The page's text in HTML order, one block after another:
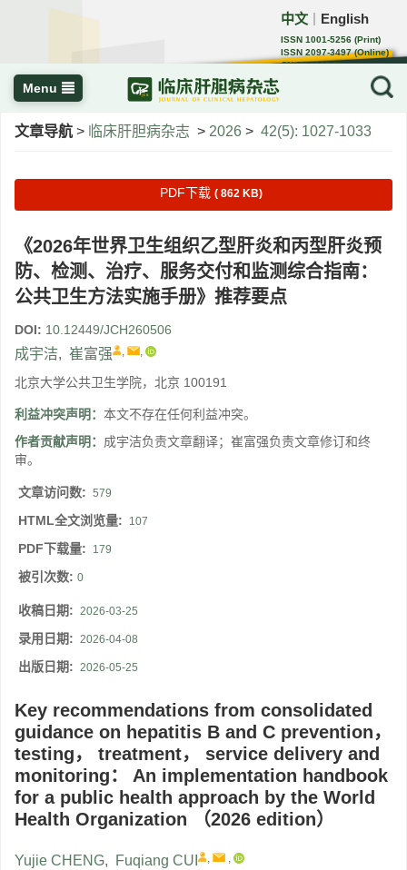
中文 English
ISSN 1001-5256 (Print)
ISSN 2097-3497 (Online)
CN 22-1108/R
Menu
文章导航 > 临床肝胆病杂志 > 2026 > 42(5): 1027-1033
PDF下载 ( 862 KB)
《2026年世界卫生组织乙型肝炎和丙型肝炎预
防、检测、治疗、服务交付和监测综合指南：
公共卫生方法实施手册》推荐要点
DOI: 10.12449/JCH260506
成宇洁, 崔富强 , ,
北京大学公共卫生学院，北京 100191
利益冲突声明： 本文不存在任何利益冲突。
作者贡献声明： 成宇洁负责文章翻译；崔富强负责文章修订和终
审。
文章访问数: 579
HTML全文浏览量: 107
PDF下载量: 179
被引次数: 0
收稿日期: 2026-03-25
录用日期: 2026-04-08
出版日期: 2026-05-25
Key recommendations from consolidated
guidance on hepatitis B and C prevention，
testing， treatment， service delivery and
monitoring： An implementation handbook
for a public health approach by the World
Health Organization （2026 edition）
Yujie CHENG, Fuqiang CUI , ,